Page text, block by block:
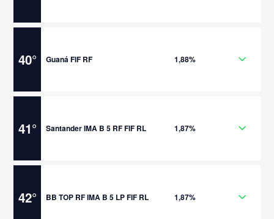
40° Guaná FIF RF 1,88%
41° Santander IMA B 5 RF FIF RL 1,87%
42° BB TOP RF IMA B 5 LP FIF RL 1,87%